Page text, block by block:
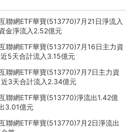
聯網ETF華寶(513770)7月21日淨流入
金淨流入2.52億元
聯網ETF華寶(513770)7月16日主力資
5天合計流入3.15億元
聯網ETF華寶(513770)7月7日主力資
3天合計流入2.34億元
聯網ETF華寶(513770)淨流出1.42億
3.01億元
聯網ETF華寶(513770)7月2日淨流出